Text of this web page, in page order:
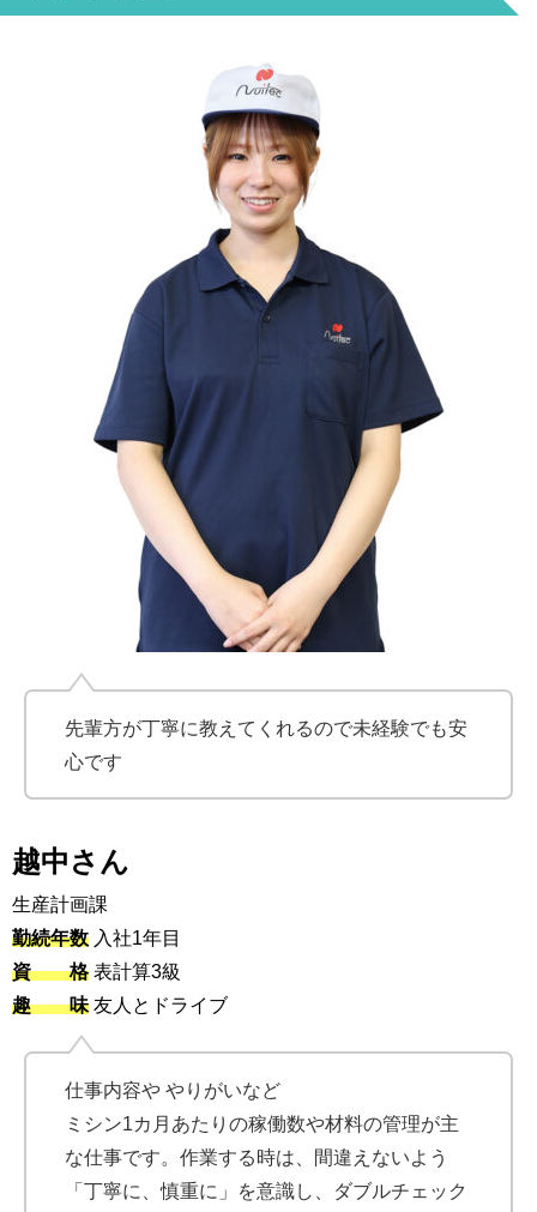
先輩方が丁寧に教えてくれるので未経験でも安
心です
越中さん
生産計画課
勤続年数 入社1年目
資 格表計算3級
趣 味 友人とドライブ
仕事内容や やりがいなど
ミシン1カ月あたりの稼働数や材料の管理が主
な仕事です。作業する時は、間違えないよう
「丁寧に、慎重に」を意識し、ダブルチェック